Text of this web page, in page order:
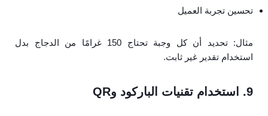
تحسين تجربة العميل
مثال: تحديد أن كل وجبة تحتاج 150 غرامًا من الدجاج بدل
استخدام تقدير غير ثابت.
9. استخدام تقنيات الباركود وQR